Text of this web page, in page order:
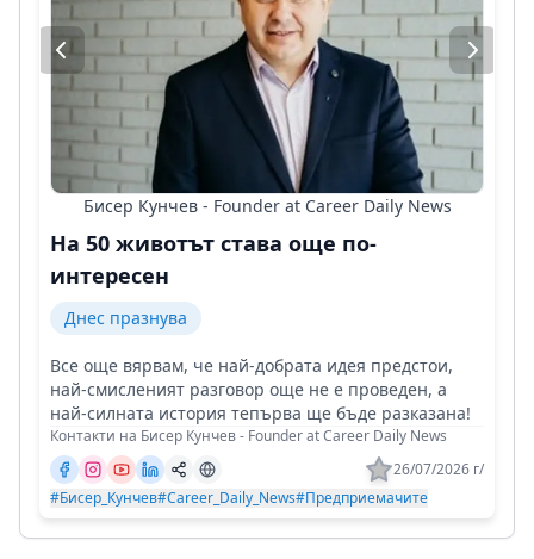
Бисер Кунчев - Founder at Career Daily News
На 50 животът става още по-
интересен
Днес празнува
Все още вярвам, че най-добрата идея предстои,
най-смисленият разговор още не е проведен, а
най-силната история тепърва ще бъде разказана!
Контакти на Бисер Кунчев - Founder at Career Daily News
26/07/2026 г/
#Бисер_Кунчев#Career_Daily_News#Предприемачите